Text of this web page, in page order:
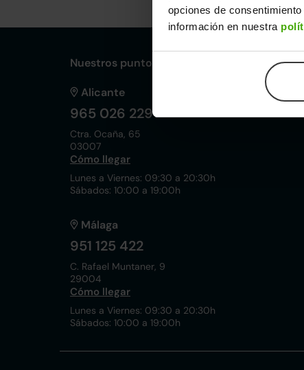
opciones de
información en nuestra
Largo
5,41m
Nuestros puntos de venta Clicars:
Alicante
965 026 229
Ctra. Ocaña, 65
03007
Cómo llegar
Lunes a Viernes: 09:30 a 20:30h
Sábados: 10:00 a 19:00h
Málaga
951 125 422
C. Rafael Muntaner, 9
29004
Cómo llegar
Lunes a Viernes: 09:30 a 20:30h
Sábados: 10:00 a 19:00h